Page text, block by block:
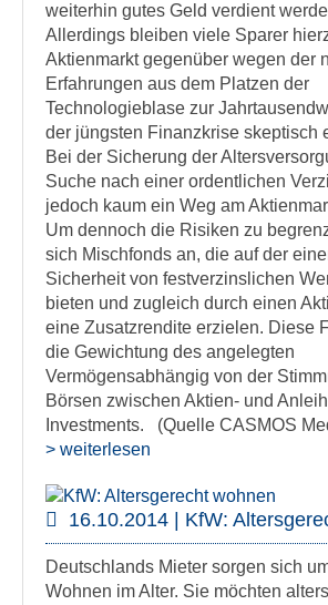
weiterhin gutes Geld verdient
Allerdings bleiben viele Sparer
Aktienmarkt gegenüber wegen der
Erfahrungen aus dem Platzen der
Technologieblase zur
der jüngsten Finanzkrise skeptisch
Bei der Sicherung der
Suche nach einer ordentlichen
jedoch kaum ein Weg am
Um dennoch die Risiken zu
sich Mischfonds an, die auf der
Sicherheit von festverzinslichen
bieten und zugleich durch einen
eine Zusatzrendite erzielen. Diese
die Gewichtung des angelegten
Vermögensabhängig von der
Börsen zwischen Aktien- und
Investments. (Quelle CASMOS
> weiterlesen
16.10.2014 | KfW:
Deutschlands Mieter sorgen sich
Wohnen im Alter. Sie möchten